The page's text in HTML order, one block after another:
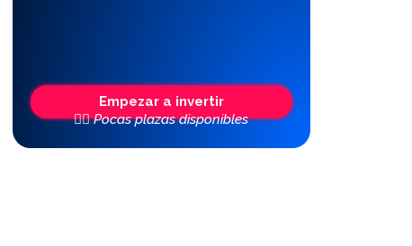
Empezar a invertir
👆🏼 Pocas plazas disponibles